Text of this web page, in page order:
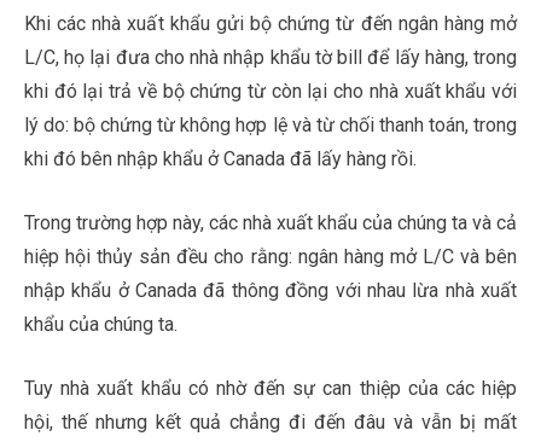
Khi các nhà xuất khẩu gửi bộ chứng từ đến ngân hàng mở
L/C, họ lại đưa cho nhà nhập khẩu tờ bill để lấy hàng, trong
khi đó lại trả về bộ chứng từ còn lại cho nhà xuất khẩu với
lý do: bộ chứng từ không hợp lệ và từ chối thanh toán, trong
khi đó bên nhập khẩu ở Canada đã lấy hàng rồi.
Trong trường hợp này, các nhà xuất khẩu của chúng ta và cả
hiệp hội thủy sản đều cho rằng: ngân hàng mở L/C và bên
nhập khẩu ở Canada đã thông đồng với nhau lừa nhà xuất
khẩu của chúng ta.
Tuy nhà xuất khẩu có nhờ đến sự can thiệp của các hiệp
hội, thế nhưng kết quả chẳng đi đến đâu và vẫn bị mất